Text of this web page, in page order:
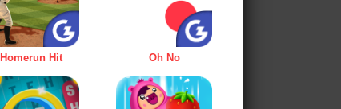
Homerun Hit Oh No